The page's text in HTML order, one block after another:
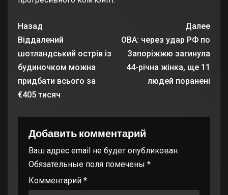
Назад
Віддалений
шотландський острів із
будиночком можна
придбати всього за
€405 тисяч
Далее
ОВА: через удар РФ по
Запоріжжю загинула
44-річна жінка, ще 11
людей поранені
Добавить комментарий
Ваш адрес email не будет опубликован.
Обязательные поля помечены *
Комментарий *